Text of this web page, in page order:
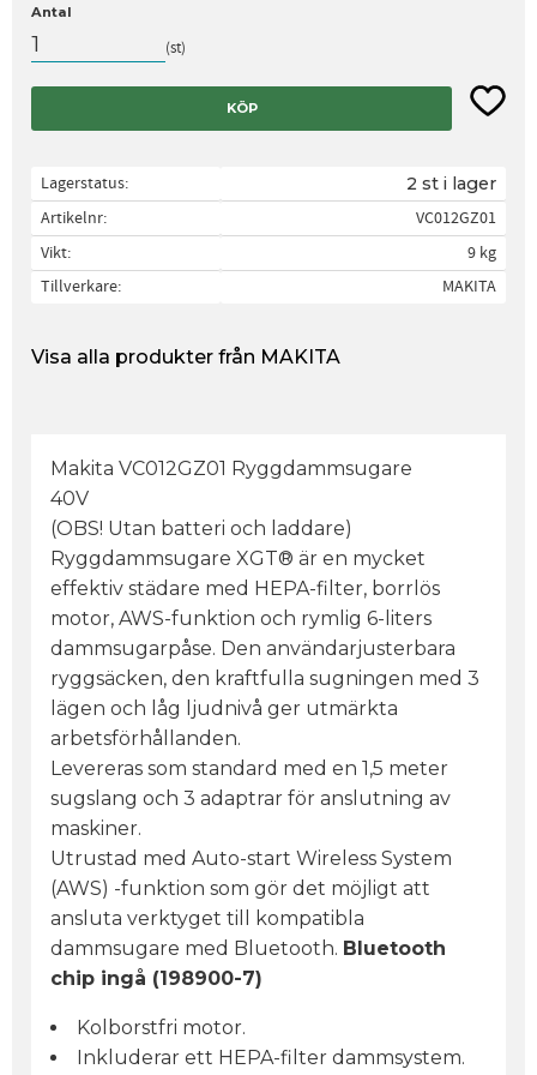
Antal
st
KÖP Lägg
Lagerstatus 2 st i lager
Artikelnr
VC012GZ01
Vikt
9 kg
Tillverkare
MAKITA
Visa alla produkter från MAKITA
Makita VC012GZ01 Ryggdammsugare
40V
(OBS! Utan batteri och laddare)
Ryggdammsugare XGT® är en mycket
effektiv städare med HEPA-filter, borrlös
motor, AWS-funktion och rymlig 6-liters
dammsugarpåse. Den användarjusterbara
ryggsäcken, den kraftfulla sugningen med 3
lägen och låg ljudnivå ger utmärkta
arbetsförhållanden.
Levereras som standard med en 1,5 meter
sugslang och 3 adaptrar för anslutning av
maskiner.
Utrustad med Auto-start Wireless System
(AWS) -funktion som gör det möjligt att
ansluta verktyget till kompatibla
dammsugare med Bluetooth. Bluetooth
chip ingå (198900-7)
Kolborstfri motor.
Inkluderar ett HEPA-filter dammsystem.